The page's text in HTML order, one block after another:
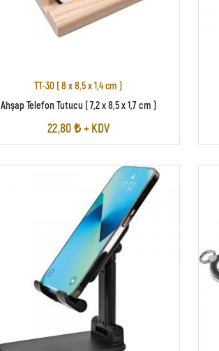
TT-30 ( 8 x 8,5 x 1,4 cm )
Ahşap Telefon Tutucu ( 7,2 x 8,5 x 1,7 cm )
22,80 ₺ + KDV